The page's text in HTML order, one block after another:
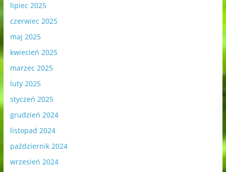
lipiec 2025
czerwiec 2025
maj 2025
kwiecień 2025
marzec 2025
luty 2025
styczeń 2025
grudzień 2024
listopad 2024
październik 2024
wrzesień 2024